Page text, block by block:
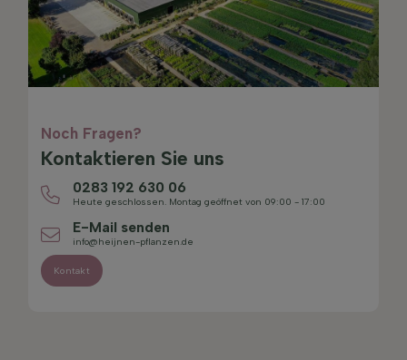
Noch Fragen?
Kontaktieren Sie uns
0283 192 630 06
Heute geschlossen. Montag geöffnet von 09:00 - 17:00
E-Mail senden
info@heijnen-pflanzen.de
Kontakt